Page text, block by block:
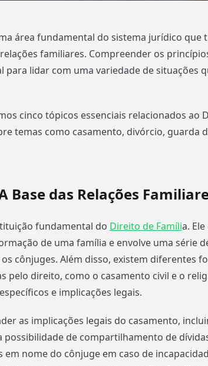
área fundamental do sistema jurídico que
familiares. Compreender os
para lidar com uma variedade de situações
cinco tópicos essenciais relacionados ao
temas como casamento, divórcio, guarda
Base das Relações
fundamental do Direito de Família.
de uma família e envolve uma série
cônjuges. Além disso, existem diferentes
pelo direito, como o casamento civil e o
e implicações legais.
as implicações legais do casamento,
de compartilhamento de
nome do cônjuge em caso de